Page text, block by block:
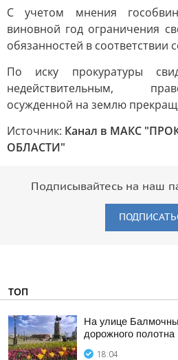
С учетом мнения
виновной год ограничения
обязанностей в соответствии
По иску прокуратуры
недействительным,
осужденной на землю
Источник: Канал в МАКС
ОБЛАСТИ"
Подписывайтесь на наш
ТОП
На улице
дорожного полотна
18:04